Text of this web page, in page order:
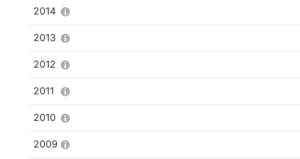
2014
2013
2012
2011
2010
2009